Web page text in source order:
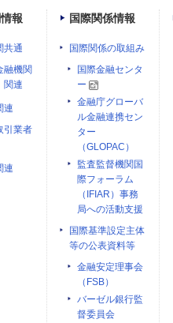
報
共通
融機関
関連
連
引業者
連
国際関係情報
国際関係の取組み
国際金融センタ
ー
金融庁グローバ
ル金融連携セン
ター
（GLOPAC）
監査監督機関国
際フォーラム
（IFIAR）事務
局への活動支援
国際基準設定主体
等の公表資料等
金融安定理事会
（FSB）
バーゼル銀行監
督委員会